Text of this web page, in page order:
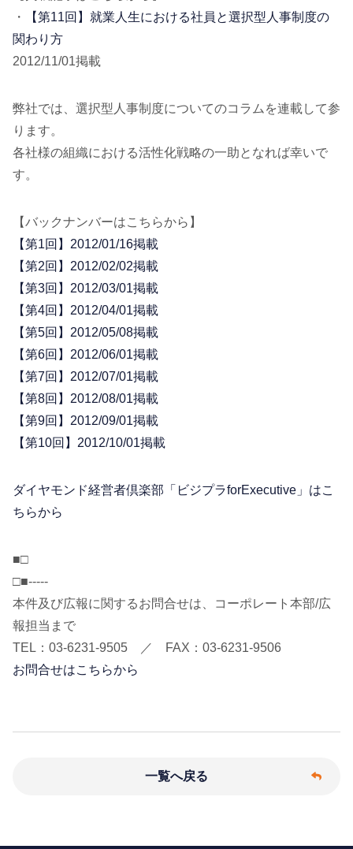
・
【第11回】就業人生における社員と選択型人事制度の
関わり方
2012/11/01掲載
弊社では、選択型人事制度についてのコラムを連載して参
ります。
各社様の組織における活性化戦略の一助となれば幸いで
す。
【バックナンバーはこちらから】
【第1回】2012/01/16掲載
【第2回】2012/02/02掲載
【第3回】2012/03/01掲載
【第4回】2012/04/01掲載
【第5回】2012/05/08掲載
【第6回】2012/06/01掲載
【第7回】2012/07/01掲載
【第8回】2012/08/01掲載
【第9回】2012/09/01掲載
【第10回】2012/10/01掲載
ダイヤモンド経営者倶楽部「ビジプラforExecutive」はこ
ちらから
■□
□■-----
本件及び広報に関するお問合せは、コーポレート本部/広
報担当まで
TEL：03-6231-9505 ／ FAX：03-6231-9506
お問合せはこちらから
一覧へ戻る